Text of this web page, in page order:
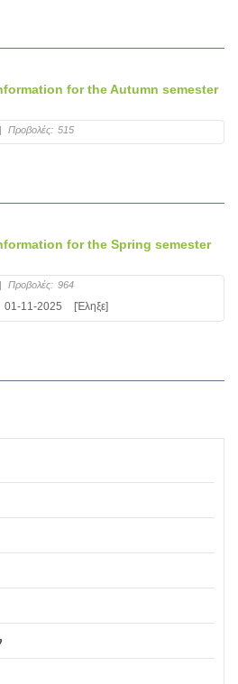
for the Autumn semester
| Προβολές: 515
for the Spring semester
| Προβολές: 964
01-11-2025 [Έληξε]